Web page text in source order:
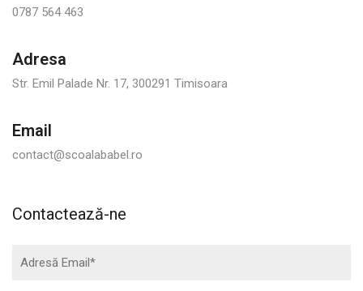
0787 564 463
Adresa
Str. Emil Palade Nr. 17, 300291 Timisoara
Email
contact@scoalababel.ro
Contactează-ne